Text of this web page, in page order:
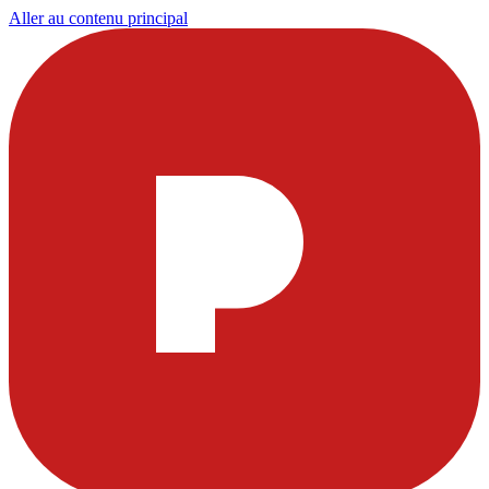
Aller au contenu principal